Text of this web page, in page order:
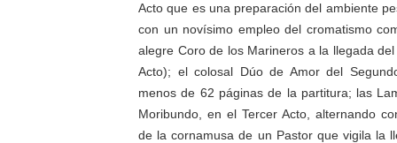
Acto que es una preparación del ambiente
con un novísimo empleo del cromatismo
alegre Coro de los Marineros a la llegada
Acto); el colosal Dúo de Amor del
menos de 62 páginas de la partitura; las
Moribundo, en el Tercer Acto, alternando
de la cornamusa de un Pastor que vigila la